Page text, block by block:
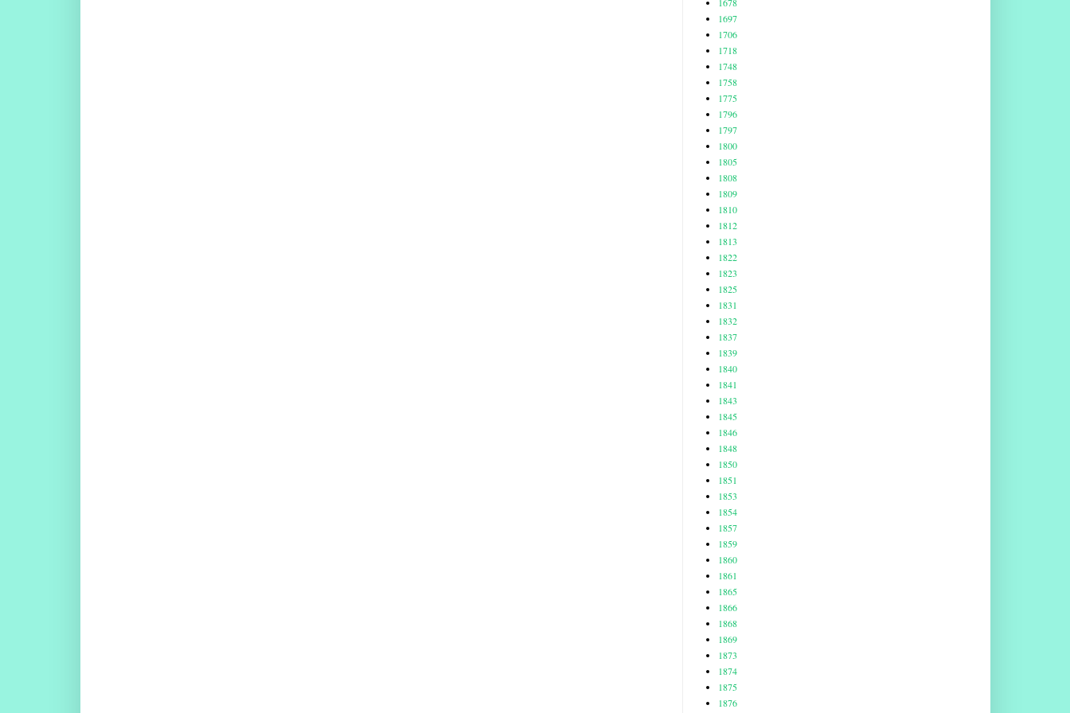
1697
1706
1718
1748
1758
1775
1796
1797
1800
1805
1808
1809
1810
1812
1813
1822
1823
1825
1831
1832
1837
1839
1840
1841
1843
1845
1846
1848
1850
1851
1853
1854
1857
1859
1860
1861
1865
1866
1868
1869
1873
1874
1875
1876